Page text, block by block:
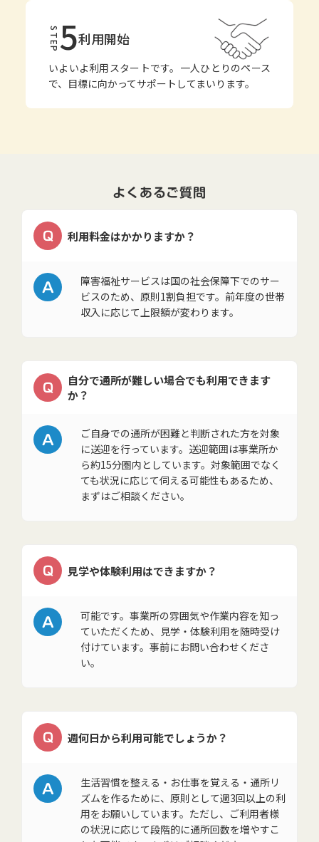
STEP5利用開始
いよいよ利用スタートです。一人ひとりのペース
で、目標に向かってサポートしてまいります。
よくあるご質問
Q
利用料金はかかりますか？
A
障害福祉サービスは国の社会保障下でのサー
ビスのため、原則1割負担です。前年度の世帯
収入に応じて上限額が変わります。
Q
自分で通所が難しい場合でも利用できます
か？
A
ご自身での通所が困難と判断された方を対象
に送迎を行っています。送迎範囲は事業所か
ら約15分圏内としています。対象範囲でなく
ても状況に応じて伺える可能性もあるため、
まずはご相談ください。
Q 見学や体験利用はできますか？
A
可能です。事業所の雰囲気や作業内容を知っ
ていただくため、見学・体験利用を随時受け
付けています。事前にお問い合わせくださ
い。
Q 週何日から利用可能でしょうか？
A
生活習慣を整える・お仕事を覚える・通所リ
ズムを作るために、原則として週3回以上の利
用をお願いしています。ただし、ご利用者様
の状況に応じて段階的に通所回数を増やすこ